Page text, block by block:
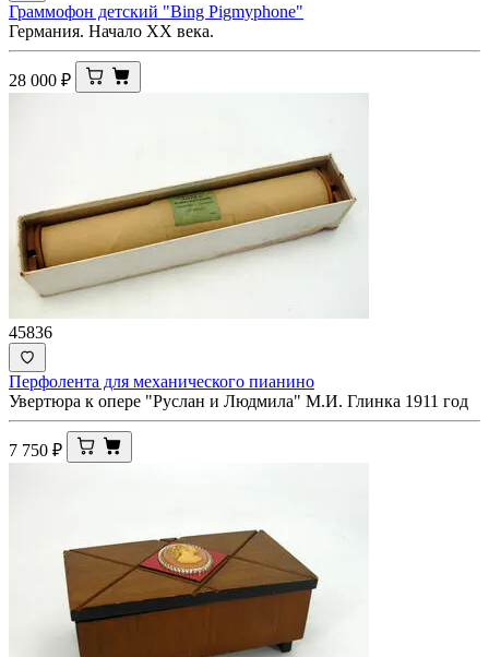
Граммофон детский "Bing Pigmyphone"
Германия. Начало ХХ века.
28 000 ₽
45836
Перфолента для механического пианино
Увертюра к опере "Руслан и Людмила" М.И. Глинка 1911 год
7 750 ₽